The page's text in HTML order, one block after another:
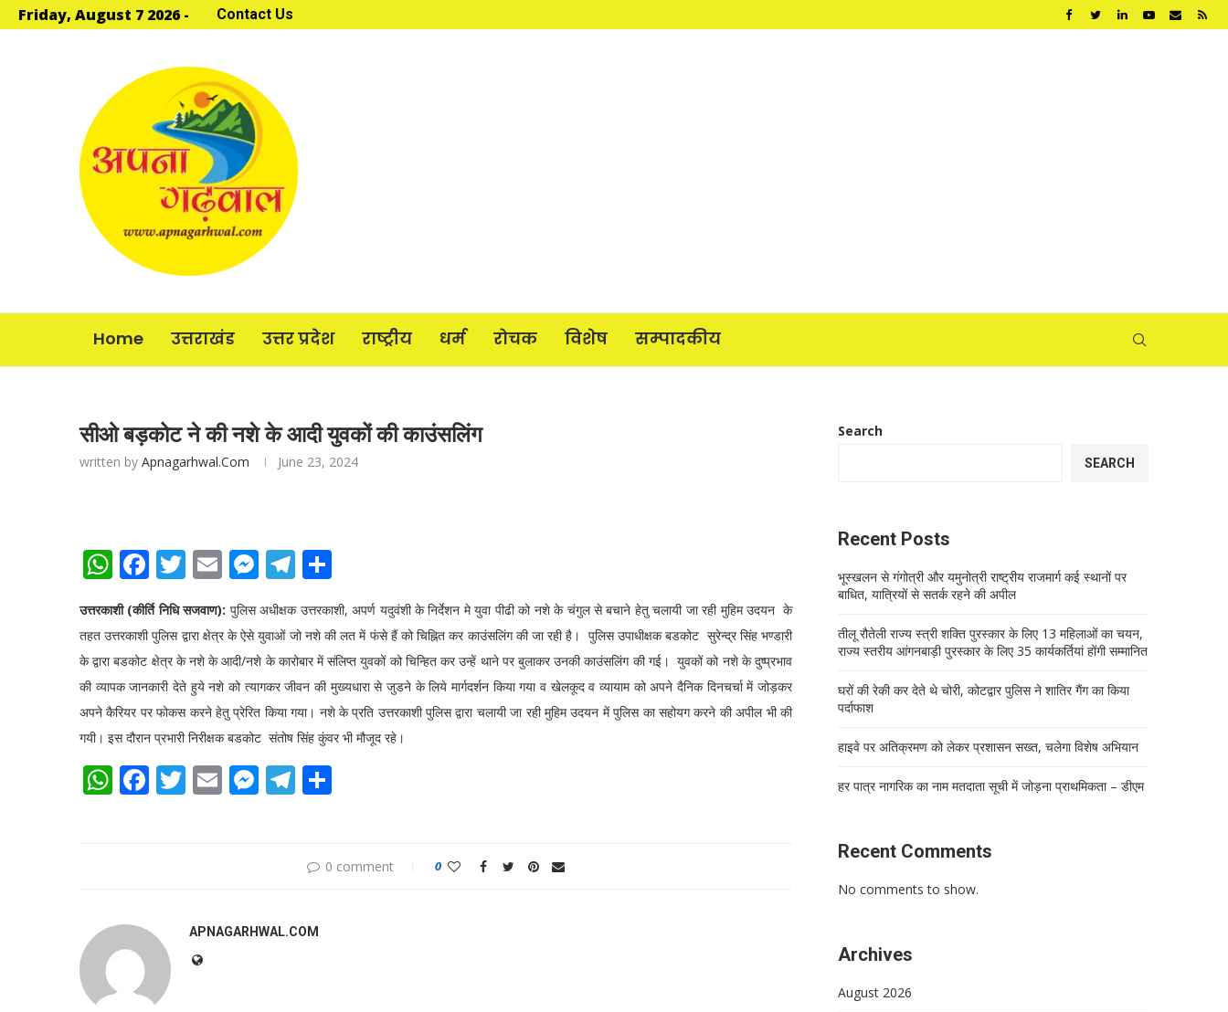
Friday, August 7 2026 - Contact Us
Home उत्तराखंड उत्तर प्रदेश राष्ट्रीय धर्म रोचक विशेष सम्पादकीय
सीओ बड़कोट ने की नशे के आदी युवकों की काउंसलिंग
written by Apnagarhwal.com June 23, 2024
WhatsApp
Facebook
Twitter
EmailMessenger
Telegram
उत्तरकाशी (कीर्ति निधि सजवाण): पुलिस अधीक्षक उत्तरकाशी, अपर्ण यदुवंशी के निर्देशन मे युवा पीढी को नशे के चंगुल से बचाने हेतु चलायी जा रही मुहिम उदयन के
तहत उत्तरकाशी पुलिस द्वारा क्षेत्र के ऐसे युवाओं जो नशे की लत में फंसे हैं को चिह्नित कर काउंसलिंग की जा रही है। पुलिस उपाधीक्षक बडकोट सुरेन्द्र सिंह भण्डारी
के द्वारा बडकोट क्षेत्र के नशे के आदी/नशे के कारोबार में संलिप्त युवकों को चिन्हित कर उन्हें थाने पर बुलाकर उनकी काउंसलिंग की गई। युवकों को नशे के दुष्प्रभाव
की व्यापक जानकारी देते हुये नशे को त्यागकर जीवन की मुख्यधारा से जुडने के लिये मार्गदर्शन किया गया व खेलकूद व व्यायाम को अपने दैनिक दिनचर्चा में जोड़कर
अपने कैरियर पर फोकस करने हेतु प्रेरित किया गया। नशे के प्रति उत्तरकाशी पुलिस द्वारा चलायी जा रही मुहिम उदयन में पुलिस का सहोयग करने की अपील भी की
गयी। इस दौरान प्रभारी निरीक्षक बडकोट संतोष सिंह कुंवर भी मौजूद रहे।
WhatsApp
Facebook
Twitter
EmailMessenger
Telegram
0 comment 0
APNAGARHWAL.COM
Search
SEARCH
Recent Posts
भूस्खलन से गंगोत्री और यमुनोत्री राष्ट्रीय राजमार्ग कई स्थानों पर
बाधित, यात्रियों से सतर्क रहने की अपील
तीलू रौतेली राज्य स्त्री शक्ति पुरस्कार के लिए 13 महिलाओं का चयन,
राज्य स्तरीय आंगनबाड़ी पुरस्कार के लिए 35 कार्यकर्तियां होंगी सम्मानित
घरों की रेकी कर देते थे चोरी, कोटद्वार पुलिस ने शातिर गैंग का किया
पर्दाफाश
हाइवे पर अतिक्रमण को लेकर प्रशासन सख्त, चलेगा विशेष अभियान
हर पात्र नागरिक का नाम मतदाता सूची में जोड़ना प्राथमिकता – डीएम
Recent Comments
No comments to show.
Archives
August 2026